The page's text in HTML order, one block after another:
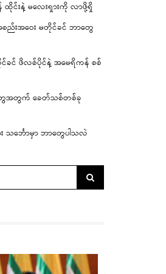
န် ထိုင်းနဲ့ မလေးရှားကို လာဖို့ရှိ
ည်းအဝေး မတိုင်ခင် ဘာတွေ
ခင် ဖိလစ်ပိုင်နဲ့ အမေရိကန် စစ်
ေအတွက် ခေတ်သစ်တစ်ခု
သင်္ဘောမှာ ဘာတွေပါသလဲ